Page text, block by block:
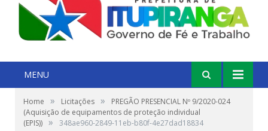
MENU
Home » Licitações »
PREGÃO PRESENCIAL Nº 9/2020-024
(Aquisição de equipamentos de proteção individual
(EPIS)) » 348ae960-2849-11eb-b80f-4e27dad18834